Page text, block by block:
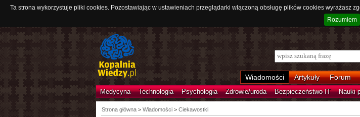
Ta strona wykorzystuje pliki cookies. Pozostawiając w ustawieniach przeglądarki włączoną obsługę plików cookies
Rozumiem
Wiadomości Artykuły Forum
Medycyna Technologia Psychologia Zdrowie/uroda Bezpieczeństwo IT Nauki
Strona główna> Wiadomości > Ciekawostki